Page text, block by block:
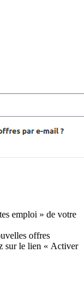
emploi » de votre
offres
sur le lien « Activer